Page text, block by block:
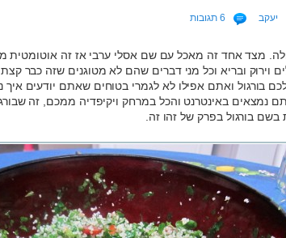
יעקב 6 תגובות
מצד אחד זה מאכל עם שם אסלי ערבי אז זה אוטומטית
וירוק ובריא וכל מני דברים שהם לא מטוגנים שזה כבר
לכם בורגול ואתם אפילו לא לגמרי בטוחים שאתם יודעים
נמצאים באינטרנט והכל במרחק ויקיפדיה ממכם, זה
בורגול בפרק של זהו זה.